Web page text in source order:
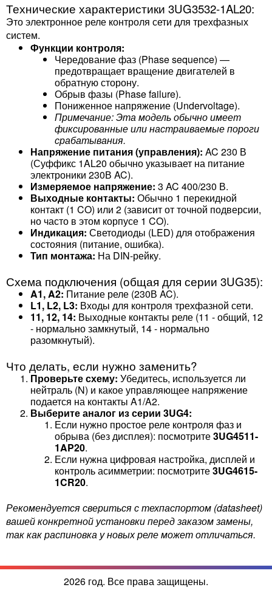
Технические характеристики 3UG3532-1AL20:
Это электронное реле контроля сети для трехфазных
систем.
Функции контроля:
Чередование фаз (Phase sequence) —
предотвращает вращение двигателей в
обратную сторону.
Обрыв фазы (Phase failure).
Пониженное напряжение (Undervoltage).
Примечание: Эта модель обычно имеет
фиксированные или настраиваемые пороги
срабатывания.
Напряжение питания (управления): AC 230 В
(Суффикс 1AL20 обычно указывает на питание
электроники 230В AC).
Измеряемое напряжение: 3 AC 400/230 В.
Выходные контакты: Обычно 1 перекидной
контакт (1 CO) или 2 (зависит от точной подверсии,
но часто в этом корпусе 1 CO).
Индикация: Светодиоды (LED) для отображения
состояния (питание, ошибка).
Тип монтажа: На DIN-рейку.
Схема подключения (общая для серии 3UG35):
A1, A2: Питание реле (230В AC).
L1, L2, L3: Входы для контроля трехфазной сети.
11, 12, 14: Выходные контакты реле (11 - общий, 12
- нормально замкнутый, 14 - нормально
разомкнутый).
Что делать, если нужно заменить?
Проверьте схему: Убедитесь, используется ли
нейтраль (N) и какое управляющее напряжение
подается на контакты A1/A2.
Выберите аналог из серии 3UG4:
Если нужно простое реле контроля фаз и
обрыва (без дисплея): посмотрите3UG4511-
1AP20.
Если нужна цифровая настройка, дисплей и
контроль асимметрии: посмотрите3UG4615-
1CR20.
Рекомендуется свериться с техпаспортом (datasheet)
вашей конкретной установки перед заказом замены,
так как распиновка у новых реле может отличаться.
2026 год. Все права защищены.